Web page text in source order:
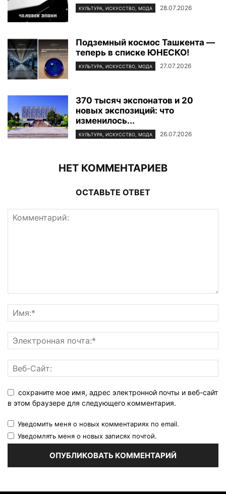
КУЛЬТУРА, ИСКУССТВО, МОДА 28.07.2026
Подземный космос Ташкента —
теперь в списке ЮНЕСКО!
КУЛЬТУРА, ИСКУССТВО, МОДА 27.07.2026
370 тысяч экспонатов и 20
новых экспозиций: что
изменилось...
КУЛЬТУРА, ИСКУССТВО, МОДА 26.07.2026
НЕТ КОММЕНТАРИЕВ
ОСТАВЬТЕ ОТВЕТ
сохраните мое имя, адрес электронной почты и веб-сайт
в этом браузере для следующего комментария.
Уведомить меня о новых комментариях по email.
Уведомлять меня о новых записях почтой.